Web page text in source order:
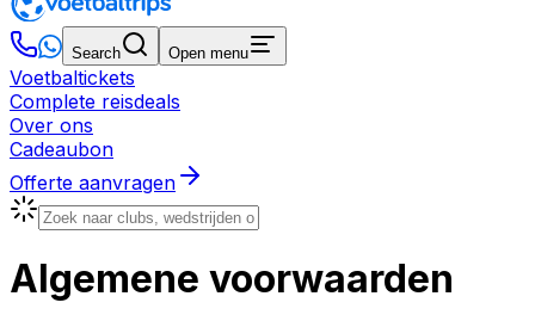
Search Open menu
Voetbaltickets
Complete reisdeals
Over ons
Cadeaubon
Offerte aanvragen
Algemene voorwaarden